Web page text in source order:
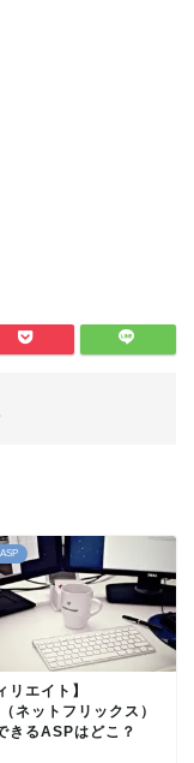
リエイト】
ネットフリックス）
きるASPはどこ？